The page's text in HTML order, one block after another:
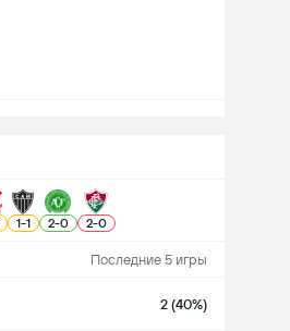
1-1 2-0 2-0
Последние 5 игры
2 (40%)